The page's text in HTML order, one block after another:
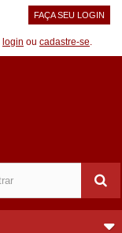
FAÇA SEU LOGIN
login ou cadastre-se.